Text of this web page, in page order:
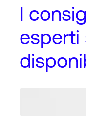
I
esperti